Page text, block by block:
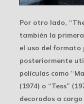
Por otro lado,
también la
el uso delformato
posteriormente
películas como
(1974) o “Tess”
decorados a